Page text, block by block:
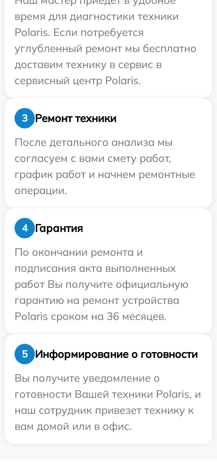
время для диагностики техники
Polaris. Если потребуется
углубленный ремонт мы бесплатно
доставим технику в сервис в
сервисный центр Polaris.
3
Ремонт техники
После детального анализа мы
согласуем с вами смету работ,
график работ и начнем ремонтные
операции.
4
Гарантия
По окончании ремонта и
подписания акта выполненных
работ Вы получите официальную
гарантию на ремонт устройства
Polaris сроком на 36 месяцев.
5
Информирование о готовности
Вы получите уведомление о
готовности Вашей техники Polaris, и
наш сотрудник привезет технику к
вам домой или в офис.